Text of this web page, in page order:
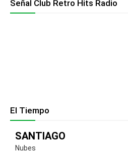
Señal Club Retro Hits Radio
El Tiempo
SANTIAGO
Nubes